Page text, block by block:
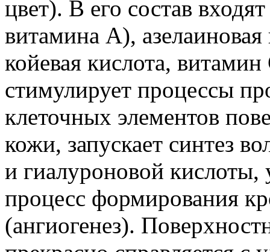
цвет). В его состав
витамина А),
койевая кислота,
стимулирует процессы
клеточных элементов
кожи, запускает синтез
и гиалуроновой кислоты,
процесс формирования
(ангиогенез).